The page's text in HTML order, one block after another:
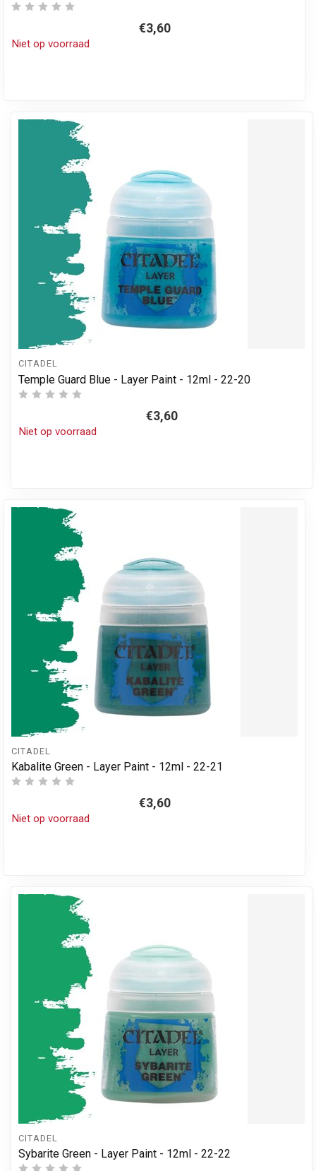
€3,60
Niet op voorraad
CITADEL
Temple Guard Blue - Layer Paint - 12ml - 22-20
€3,60
Niet op voorraad
CITADEL
Kabalite Green - Layer Paint - 12ml - 22-21
€3,60
Niet op voorraad
CITADEL
Sybarite Green - Layer Paint - 12ml - 22-22